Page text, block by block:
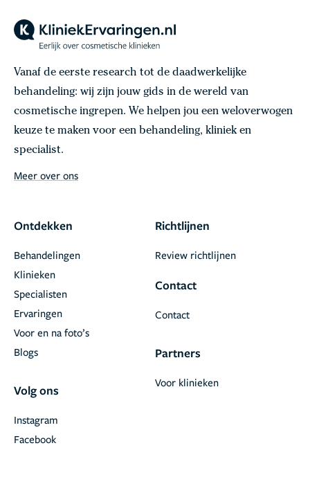
Vanaf de eerste research tot de daadwerkelijke
behandeling: wij zijn jouw gids in de wereld van
cosmetische ingrepen. We helpen jou een weloverwogen
keuze te maken voor een behandeling, kliniek en
specialist.
Meer over ons
Ontdekken
Behandelingen
Klinieken
Specialisten
Ervaringen
Voor en na foto’s
Blogs
Volg ons
Facebook
Instagram
Richtlijnen
Review richtlijnen
Contact
Contact
Partners
Voor klinieken